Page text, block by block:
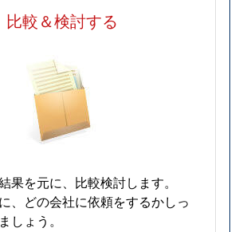
比較＆検討する
果を元に、比較検討します。
、どの会社に依頼をするかしっ
しょう。